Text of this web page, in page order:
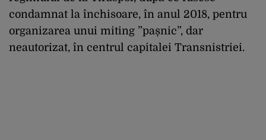
condamnat la închisoare, în anul 2018, pentru
organizarea unui miting ”pașnic”, dar
neautorizat, în centrul capitalei Transnistriei.